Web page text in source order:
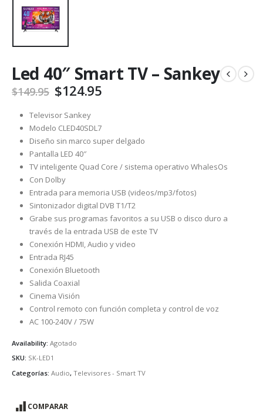
Led 40″ Smart TV – Sankey
$149.95 $124.95
Televisor Sankey
Modelo CLED40SDL7
Diseño sin marco super delgado
Pantalla LED 40″
TV inteligente Quad Core / sistema operativo WhalesOs
Con Dolby
Entrada para memoria USB (videos/mp3/fotos)
Sintonizador digital DVB T1/T2
Grabe sus programas favoritos a su USB o disco duro a
través de la entrada USB de este TV
Conexión HDMI, Audio y video
Entrada RJ45
Conexión Bluetooth
Salida Coaxial
Cinema Visión
Control remoto con función completa y control de voz
AC 100-240V / 75W
Availability: Agotado
SKU: SK-LED1
Categorías: Audio, Televisores - Smart TV
COMPARAR